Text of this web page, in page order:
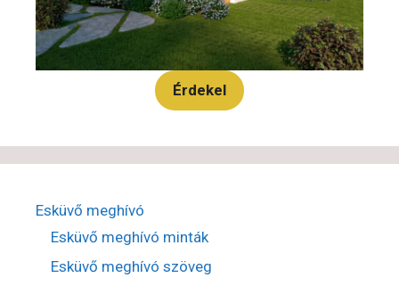
Érdekel
Esküvő meghívó
Esküvő meghívó minták
Esküvő meghívó szöveg